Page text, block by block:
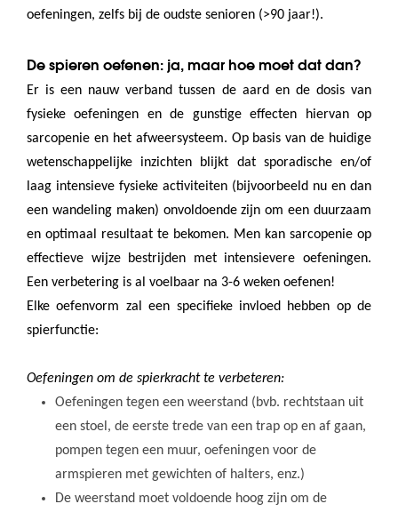
oefeningen, zelfs bij de oudste senioren (>90 jaar!).
De spieren oefenen: ja, maar hoe moet dat dan?
Er is een nauw verband tussen de aard en de dosis van
fysieke oefeningen en de gunstige effecten hiervan op
sarcopenie en het afweersysteem. Op basis van de huidige
wetenschappelijke inzichten blijkt dat sporadische en/of
laag intensieve fysieke activiteiten (bijvoorbeeld nu en dan
een wandeling maken) onvoldoende zijn om een duurzaam
en optimaal resultaat te bekomen. Men kan sarcopenie op
effectieve wijze bestrijden met intensievere oefeningen.
Een verbetering is al voelbaar na 3-6 weken oefenen!
Elke oefenvorm zal een specifieke invloed hebben op de
spierfunctie:
Oefeningen om de spierkracht te verbeteren:
Oefeningen tegen een weerstand (bvb. rechtstaan uit
een stoel, de eerste trede van een trap op en af gaan,
pompen tegen een muur, oefeningen voor de
armspieren met gewichten of halters, enz.)
De weerstand moet voldoende hoog zijn om de